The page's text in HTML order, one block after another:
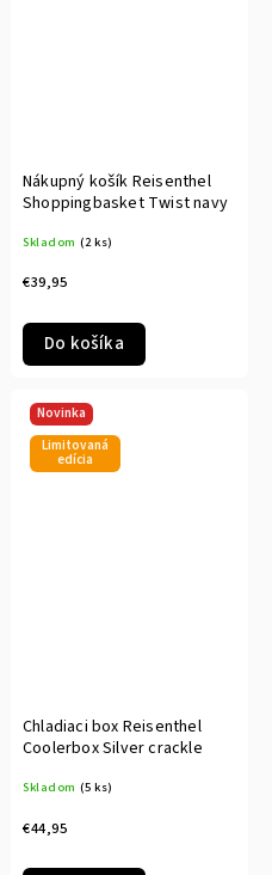
Nákupný košík Reisenthel
Shoppingbasket Twist navy
Skladom (2 ks)
€39,95
Do košíka
Novinka
Limitovaná
edícia
Chladiaci box Reisenthel
Coolerbox Silver crackle
Skladom (5 ks)
€44,95